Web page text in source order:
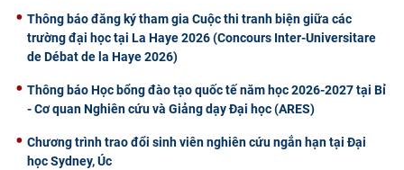
Thông báo đăng ký tham gia Cuộc thi tranh biện giữa các
trường đại học tại La Haye 2026 (Concours Inter-Universitare
de Débat de la Haye 2026)
Thông báo Học bổng đào tạo quốc tế năm học 2026-2027 tại Bỉ
- Cơ quan Nghiên cứu và Giảng dạy Đại học (ARES)
Chương trình trao đổi sinh viên nghiên cứu ngắn hạn tại Đại
học Sydney, Úc